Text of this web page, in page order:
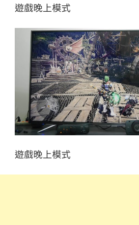
遊戲晚上模式
遊戲晚上模式